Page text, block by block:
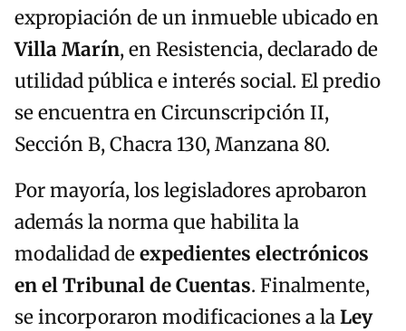
expropiación de un inmueble ubicado en
Villa Marín, en Resistencia, declarado de
utilidad pública e interés social. El predio
se encuentra en Circunscripción II,
Sección B, Chacra 130, Manzana 80.
Por mayoría, los legisladores aprobaron
además la norma que habilita la
modalidad deexpedientes electrónicos
en el Tribunal de Cuentas. Finalmente,
se incorporaron modificaciones a laLey